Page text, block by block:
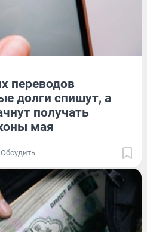
переводов
долги спишут, а
получать
мая
Обсудить